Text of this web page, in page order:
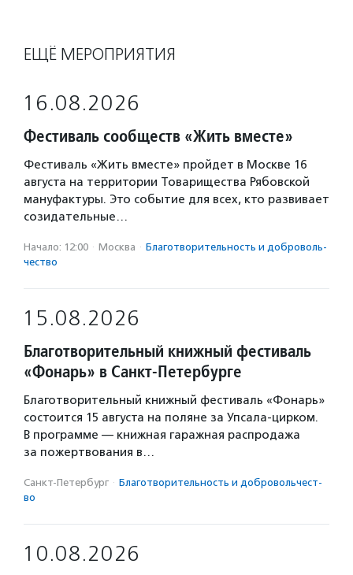
ЕЩЁ МЕРОПРИЯТИЯ
16.08.2026
Фестиваль сообществ «Жить вместе»
Фестиваль «Жить вместе» пройдет в Москве 16
августа на территории Товарищества Рябовской
мануфактуры. Это событие для всех, кто развивает
созидательные…
Начало: 12:00 · Москва · Благотвори­тель­ность и доброволь­
чест­во
15.08.2026
Благотворительный книжный фестиваль
«Фонарь» в Санкт-Петербурге
Благотворительный книжный фестиваль «Фонарь»
состоится 15 августа на поляне за Упсала-цирком.
В программе — книжная гаражная распродажа
за пожертвования в…
Санкт-Петербург · Благотвори­тель­ность и доброволь­чест­
во
10.08.2026